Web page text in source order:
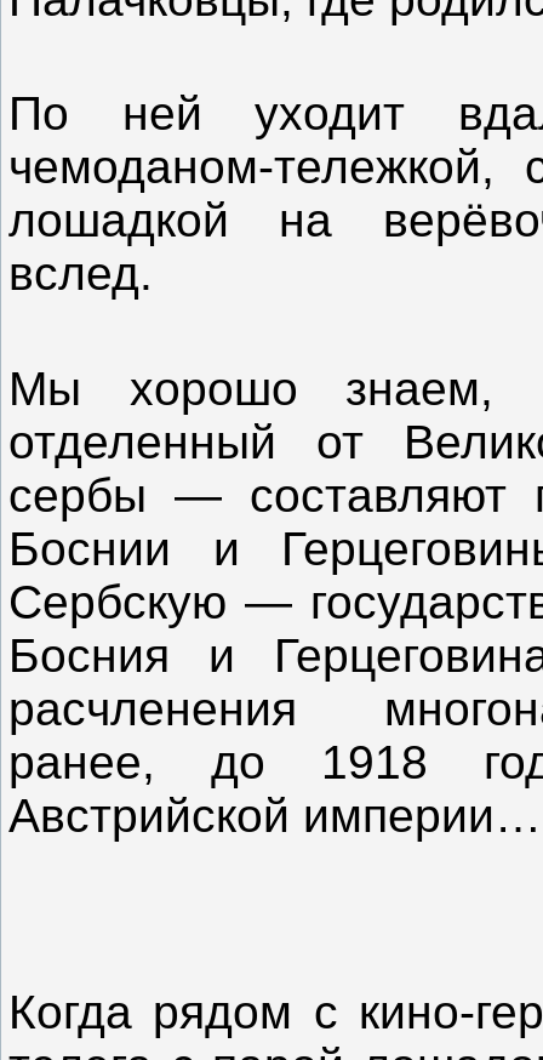
По ней уходит
чемоданом-тележкой,
лошадкой на
вслед.
Мы хорошо знаем,
отделенный от
сербы — составляют
Боснии и
Сербскую —
Босния и
расчленения
ранее, до 1918
Австрийской империи…
Когда рядом с кино-